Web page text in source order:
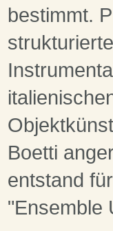
bestimmt.
Boetti
entstand
"Ensemble